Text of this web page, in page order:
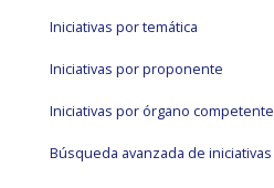
Iniciativas por temática
Iniciativas por proponente
Iniciativas por órgano competente
Búsqueda avanzada de iniciativas